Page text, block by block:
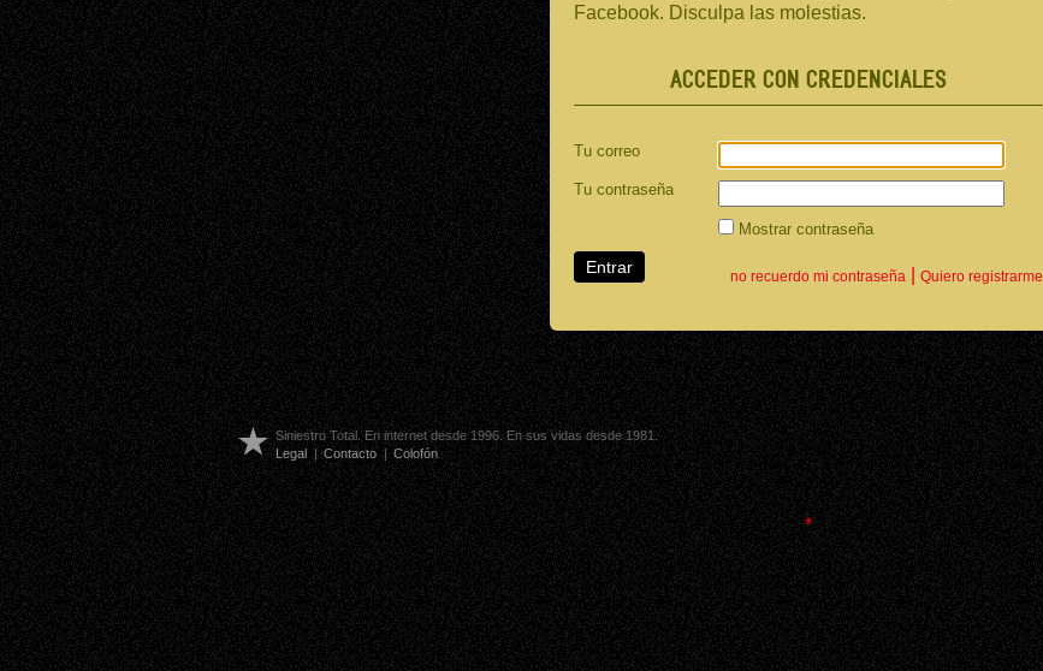
Facebook. Disculpa las molestias.
ACCEDER CON CREDENCIALES
Tu correo
Tu contraseña
Mostrar contraseña
no recuerdo mi contraseña Quiero registrarme
Siniestro Total. En internet desde 1996. En sus vidas desde 1981.
Legal | Contacto | Colofón
*